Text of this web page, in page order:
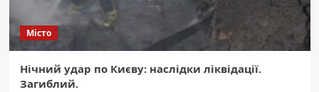
Місто
Нічний удар по Києву: наслідки ліквідації.
Загиблий.